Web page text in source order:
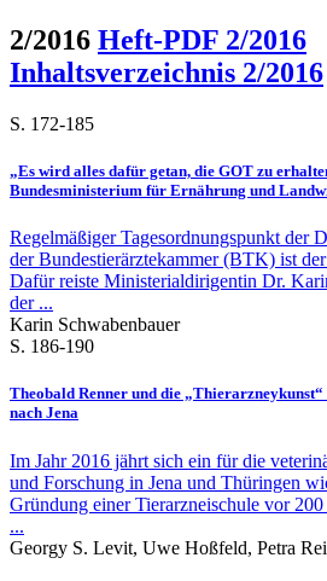
2/2016 Heft-PDF 2/2016
Inhaltsverzeichnis 2/2016
S. 172-185
„Es wird alles dafür getan, die GOT zu
Bundesministerium für Ernährung und
Regelmäßiger Tagesordnungspunkt der
der Bundestierärztekammer (BTK) ist
Dafür reiste Ministerialdirigentin Dr.
der ...
Karin Schwabenbauer
S. 186-190
Theobald Renner und die
nach Jena
Im Jahr 2016 jährt sich ein für die
und Forschung in Jena und Thüringen
Gründung einer Tierarzneischule vor
...
Georgy S. Levit, Uwe Hoßfeld, Petra